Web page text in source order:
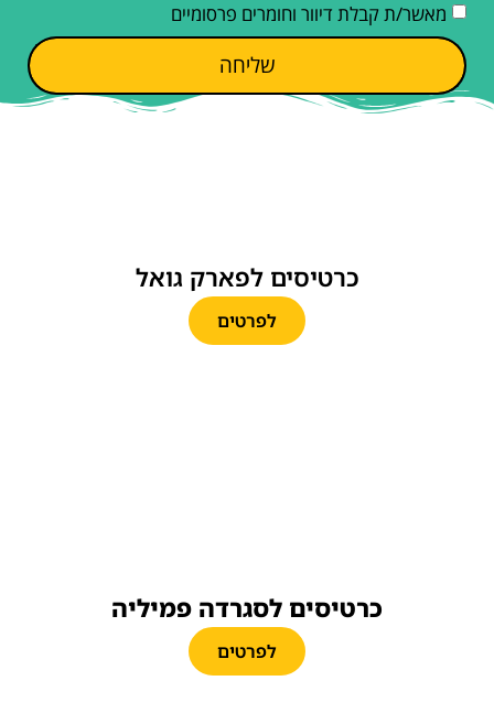
מאשר/ת קבלת דיוור וחומרים פרסומיים
שליחה
כרטיסים לפארק גואל
לפרטים
כרטיסים לסגרדה פמיליה
לפרטים